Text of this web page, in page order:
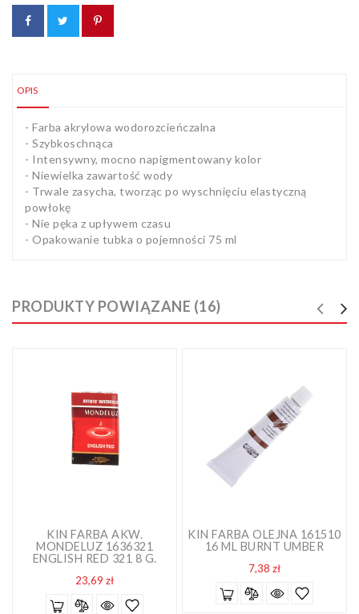
OPIS
- Farba akrylowa wodorozcieńczalna
- Szybkoschnąca
- Intensywny, mocno napigmentowany kolor
- Niewielka zawartość wody
- Trwale zasycha, tworząc po wyschnięciu elastyczną
powłokę
- Nie pęka z upływem czasu
- Opakowanie tubka o pojemności 75 ml
PRODUKTY POWIĄZANE (16)
KIN FARBA AKW.
MONDELUZ 1636321
ENGLISH RED 321 8 G.
23,69 złCena
KIN FARBA OLEJNA 161510
16 ML BURNT UMBER
7,38 złCena